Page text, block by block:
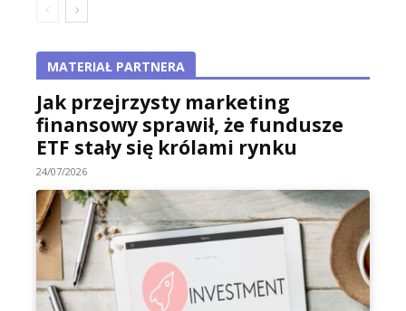
MATERIAŁ PARTNERA
Jak przejrzysty marketing
finansowy sprawił, że fundusze
ETF stały się królami rynku
24/07/2026